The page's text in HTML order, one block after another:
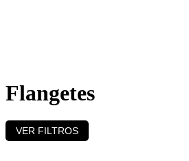
Flangetes
VER FILTROS